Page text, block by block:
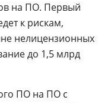
на ПО. Первый
к рискам,
нелицензионных
до 1,5 млрд
ПО на ПО с